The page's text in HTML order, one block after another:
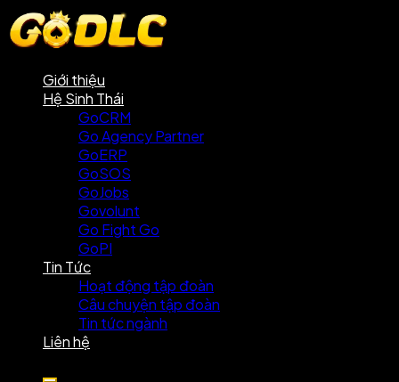
Giới thiệu
Hệ Sinh Thái
GoCRM
Go Agency Partner
GoERP
GoSOS
GoJobs
Govolunt
Go Fight Go
GoPI
Tin Tức
Hoạt động tập đoàn
Câu chuyện tập đoàn
Tin tức ngành
Liên hệ